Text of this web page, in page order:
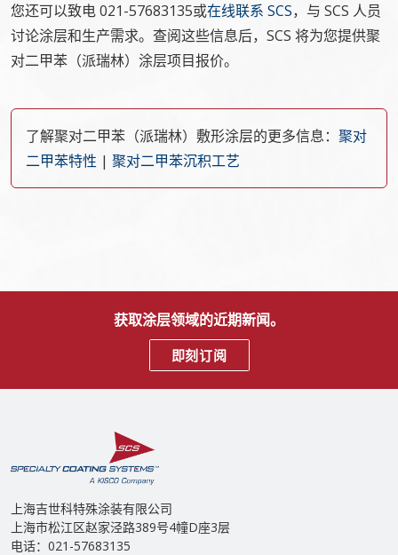
您还可以致电 021-57683135或在线联系 SCS，与 SCS 人员
讨论涂层和生产需求。查阅这些信息后，SCS 将为您提供聚
对二甲苯（派瑞林）涂层项目报价。
了解聚对二甲苯（派瑞林）敷形涂层的更多信息： 聚对
二甲苯特性 | 聚对二甲苯沉积工艺
获取涂层领域的近期新闻。
即刻订阅
上海吉世科特殊涂装有限公司
上海市松江区赵家泾路389号4幢D座3层
电话：021-57683135